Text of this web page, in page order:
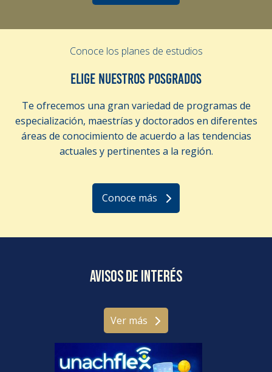
Conoce los planes de estudios
ELIGE NUESTROS POSGRADOS
Te ofrecemos una gran variedad de programas de
especialización, maestrías y doctorados en diferentes
áreas de conocimiento de acuerdo a las tendencias
actuales y pertinentes a la región.
Conoce más
Avisos de interés
Ver más